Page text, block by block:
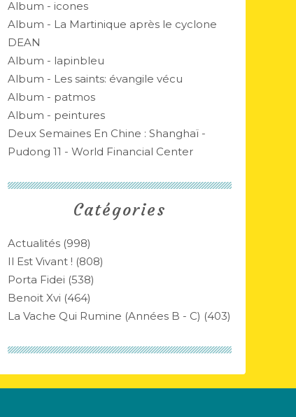
Catégories
Actualités (998)
Il Est Vivant ! (808)
Porta Fidei (538)
Benoit Xvi (464)
La Vache Qui Rumine (années B - C) (403)
Album - icones
Album - La Martinique après le cyclone
DEAN
Album - lapinbleu
Album - Les saints: évangile vécu
Album - patmos
Album - peintures
Deux Semaines En Chine : Shanghaï -
Pudong 11 - World Financial Center